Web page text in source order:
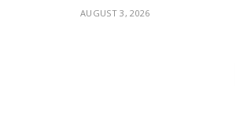
AUGUST 3, 2026